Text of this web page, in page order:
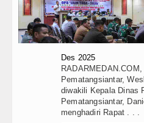
Laga Persahabatan di
Madrid
Inspektorat
Siapkan Rumah
Massal di
Des 2025
Pematangsiantar,
diwakili Kepala Dinas
Pematangsiantar,
menghadiri Rapat . . .